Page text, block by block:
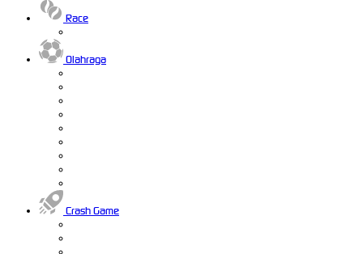
Race
Olahraga
Crash Game